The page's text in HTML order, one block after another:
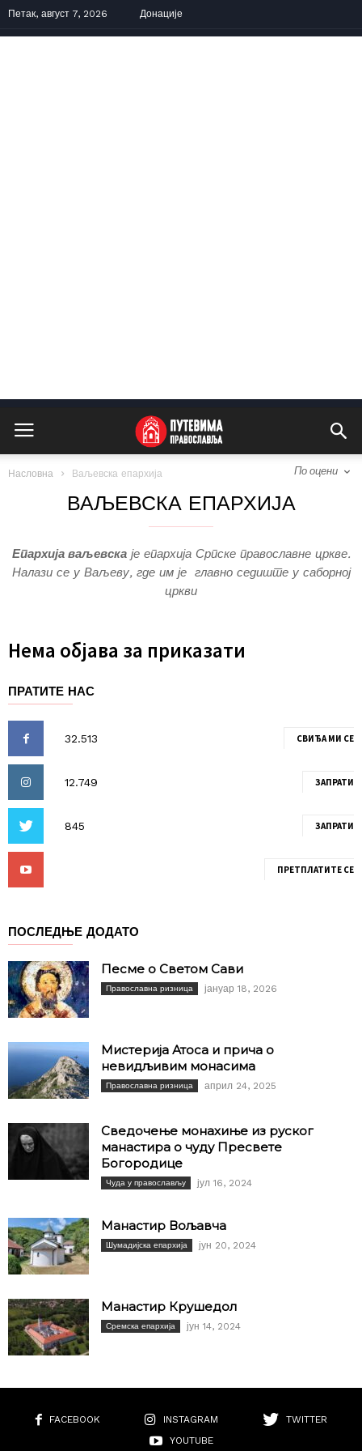
Петак, август 7, 2026 Донације
Насловна Ваљевска епархија По оцени
ВАЉЕВСКА ЕПАРХИЈА
Епархија ваљевскаје епархија Српске православне цркве.
Налази се у Ваљеву, где им је главно седиште у саборној
цркви
Нема објава за приказати
ПРАТИТЕ НАС
СВИЂА МИ СЕ
ЗАПРАТИ
ЗАПРАТИ
ПРЕТПЛАТИТЕ СЕ
ПОСЛЕДЊЕ ДОДАТО
Песме о Светом Сави
Православна ризница јануар 18, 2026
Мистерија Атоса и прича о
невидљивим монасима
Православна ризница април 24, 2025
Сведочење монахиње из руског
манастира о чуду Пресвете
Богородице
Чуда у православљу јул 16, 2024
Манастир Вољавча
Шумадијска епархија јун 20, 2024
Манастир Крушедол
Сремска епархија јун 14, 2024
FACEBOOK INSTAGRAM
TWITTER
YOUTUBE